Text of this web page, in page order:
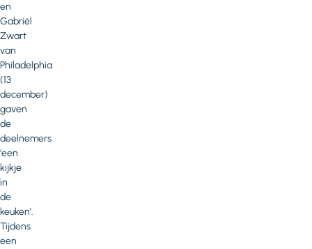
en
Gabriël
Zwart
van
Philadelphia
(13
december)
gaven
de
deelnemers
‘een
kijkje
in
de
keuken’.
Tijdens
een